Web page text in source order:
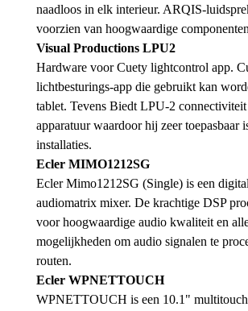
naadloos in elk interieur. ARQIS-
voorzien van hoogwaardige
Visual Productions LPU2
Hardware voor Cuety lightcontrol app.
lichtbesturings-app die gebruikt kan
tablet. Tevens Biedt LPU-2 connectiviteit
apparatuur waardoor hij zeer toepasbaar
installaties.
Ecler MIMO1212SG
Ecler Mimo1212SG (Single) is een
audiomatrix mixer. De krachtige DSP
voor hoogwaardige audio kwaliteit en
mogelijkheden om audio signalen te
routen.
Ecler WPNETTOUCH
WPNETTOUCH is een 10.1"